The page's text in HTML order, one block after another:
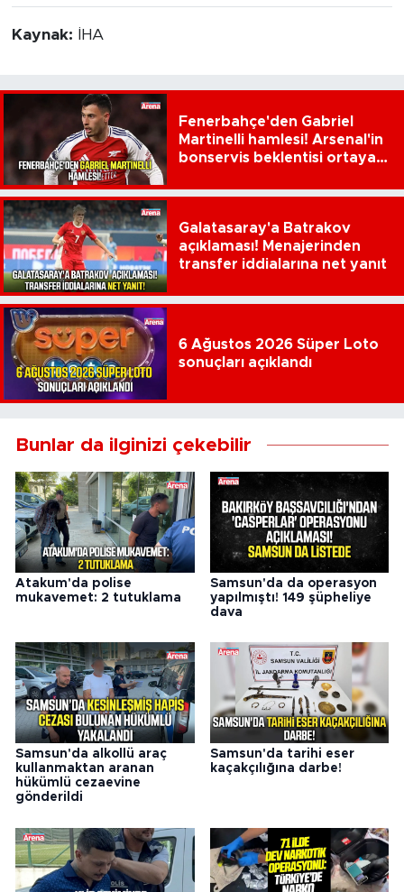
Kaynak: İHA
Fenerbahçe'den Gabriel
Martinelli hamlesi! Arsenal'in
bonservis beklentisi ortaya
Galatasaray'a Batrakov
açıklaması! Menajerinden
transfer iddialarına net yanıt
6 Ağustos 2026 Süper Loto
sonuçları açıklandı
Bunlar da ilginizi çekebilir
Atakum'da polise
mukavemet: 2 tutuklama
Samsun'da da operasyon
yapılmıştı! 149 şüpheliye
dava
Samsun'da alkollü araç
kullanmaktan aranan
hükümlü cezaevine
gönderildi
Samsun'da tarihi eser
kaçakçılığına darbe!